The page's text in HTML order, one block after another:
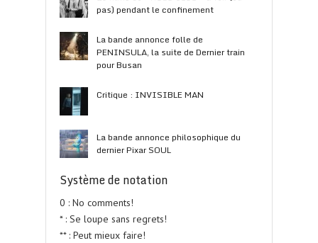
pas) pendant le confinement
La bande annonce folle de
PENINSULA, la suite de Dernier train
pour Busan
Critique : INVISIBLE MAN
La bande annonce philosophique du
dernier Pixar SOUL
Système de notation
0 : No comments!
* : Se loupe sans regrets!
** : Peut mieux faire!